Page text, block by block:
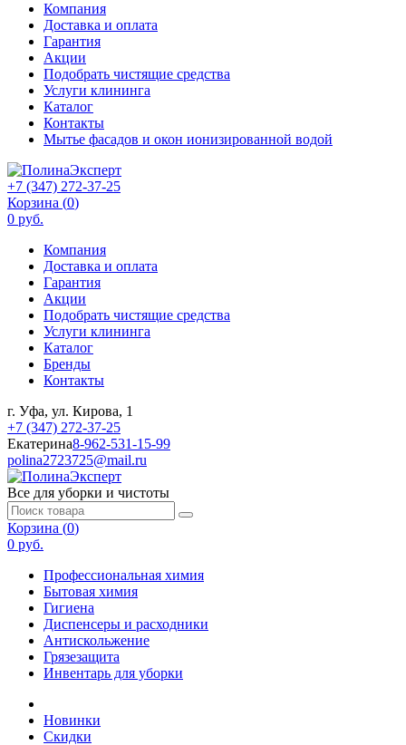
Компания
Доставка и оплата
Гарантия
Акции
Подобрать чистящие средства
Услуги клининга
Каталог
Контакты
Мытье фасадов и окон ионизированной водой
+7 (347) 272-37-25
Корзина (0)
0 руб.
Компания
Доставка и оплата
Гарантия
Акции
Подобрать чистящие средства
Услуги клининга
Каталог
Бренды
Контакты
г. Уфа, ул. Кирова, 1
+7 (347) 272-37-25
Екатерина8-962-531-15-99
polina2723725@mail.ru
Все для уборки и чистоты
Корзина (0)
0 руб.
Профессиональная химия
Бытовая химия
Гигиена
Диспенсеры и расходники
Антискольжение
Грязезащита
Инвентарь для уборки
Новинки
Скидки